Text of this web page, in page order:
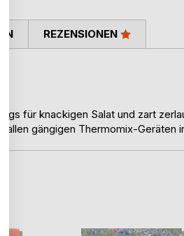
für knackigen Salat und zart
gängigen Thermomix-Geräten
REZENSIONEN